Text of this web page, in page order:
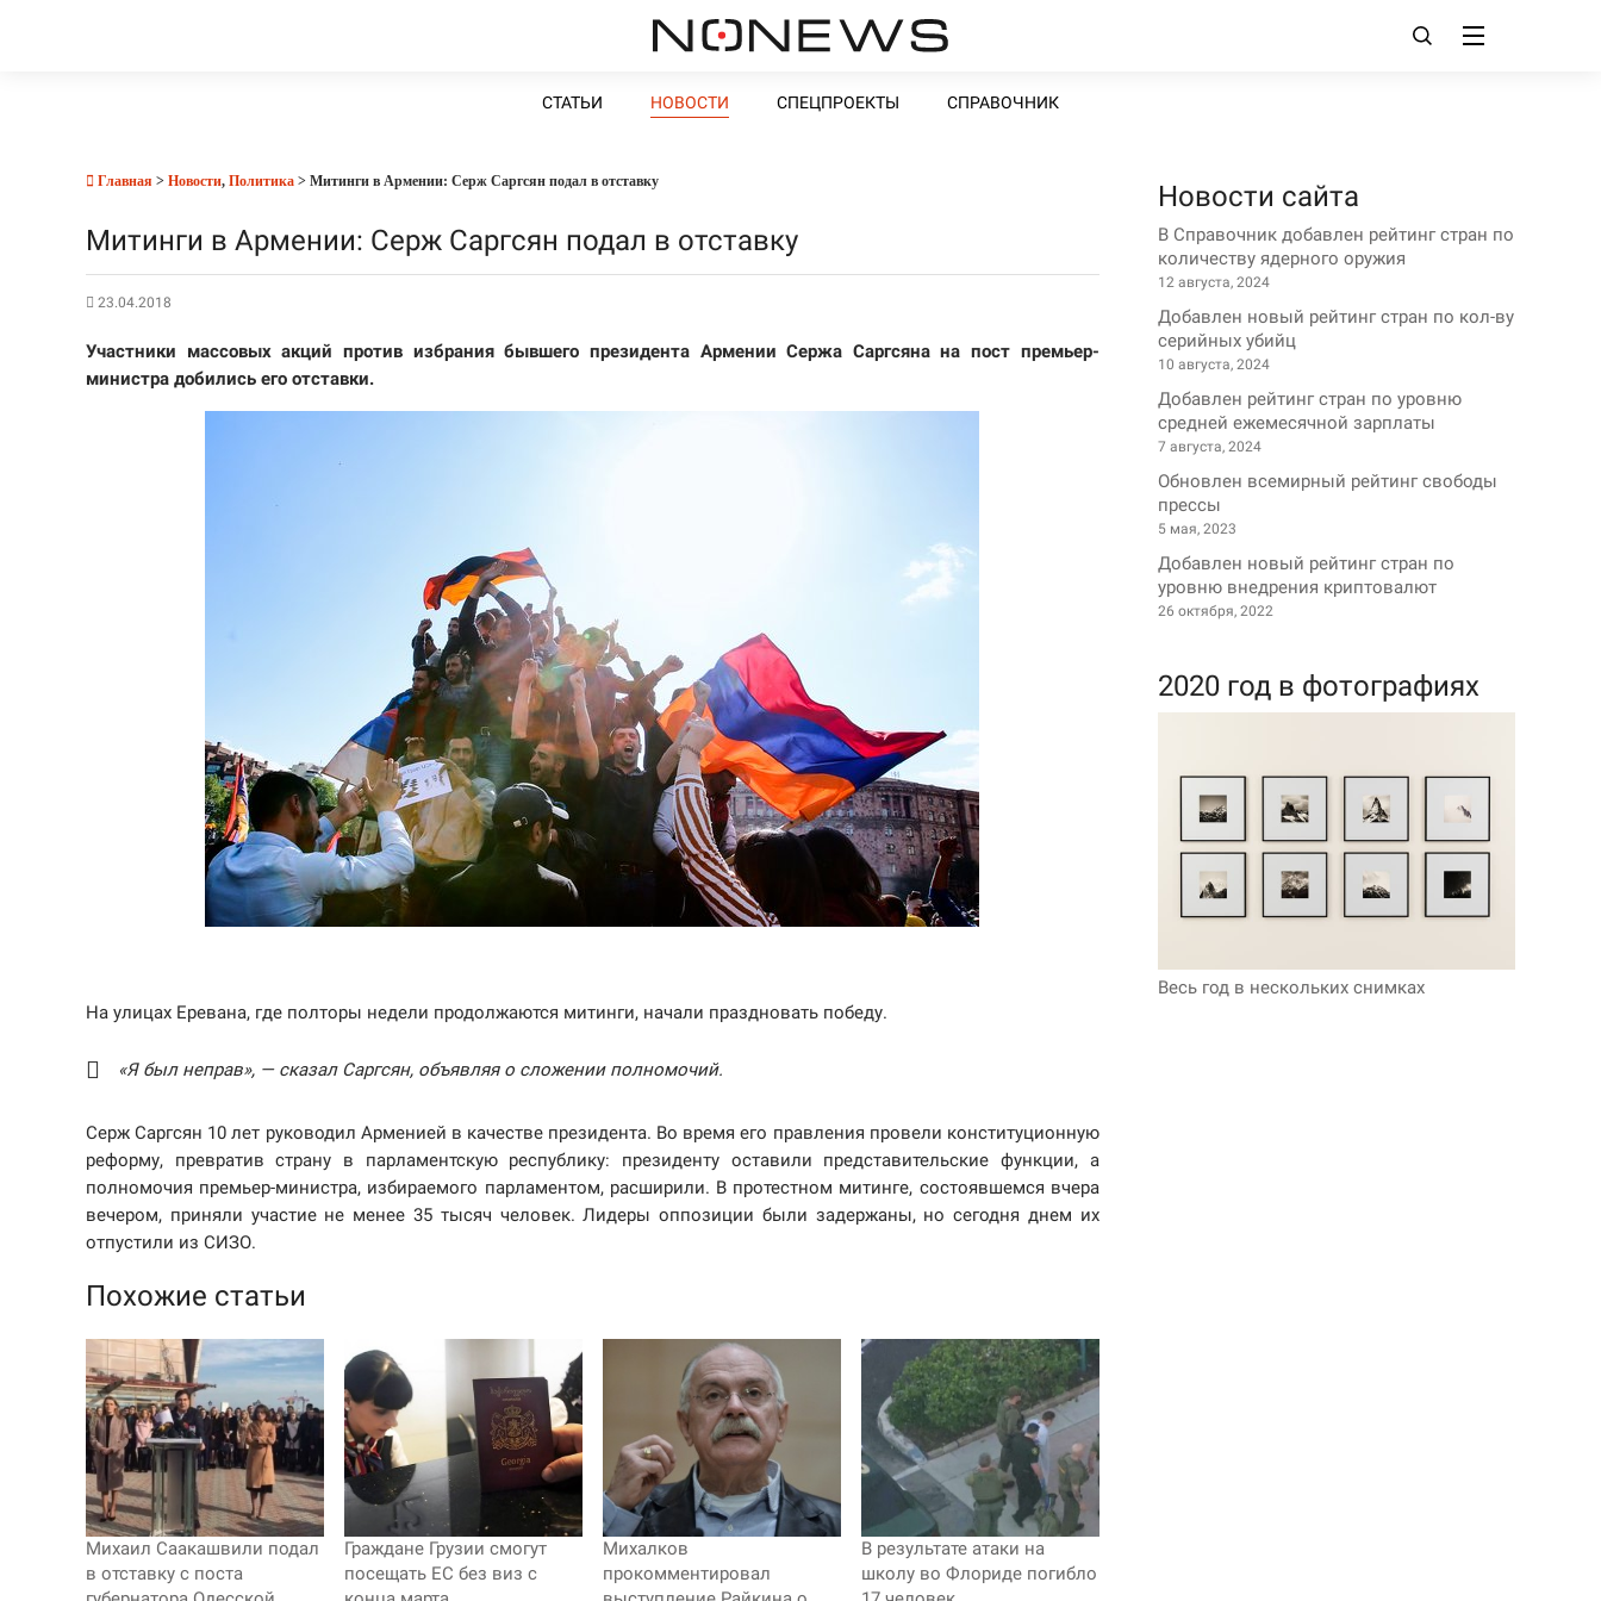
СТАТЬИ НОВОСТИ СПЕЦПРОЕКТЫ СПРАВОЧНИК
Главная > Новости, Политика > Митинги в Армении: Серж Саргсян подал в отставку
Митинги в Армении: Серж Саргсян подал в отставку
23.04.2018
Участники массовых акций против избрания бывшего президента Армении Сержа Саргсяна на пост премьер-
министра добились его отставки.
На улицах Еревана, где полторы недели продолжаются митинги, начали праздновать победу.
«Я был неправ», — сказал Саргсян, объявляя о сложении полномочий.
Серж Саргсян 10 лет руководил Арменией в качестве президента. Во время его правления провели конституционную
реформу, превратив страну в парламентскую республику: президенту оставили представительские функции, а
полномочия премьер-министра, избираемого парламентом, расширили. В протестном митинге, состоявшемся вчера
вечером, приняли участие не менее 35 тысяч человек. Лидеры оппозиции были задержаны, но сегодня днем их
отпустили из СИЗО.
Похожие статьи
Михаил Саакашвили подал
в отставку с поста
Граждане Грузии смогут
посещать ЕС без виз с
Михалков
прокомментировал
В результате атаки на
школу во Флориде погибло
Новости сайта
В Справочник добавлен рейтинг стран по
количеству ядерного оружия
12 августа, 2024
Добавлен новый рейтинг стран по кол-ву
серийных убийц
10 августа, 2024
Добавлен рейтинг стран по уровню
средней ежемесячной зарплаты
7 августа, 2024
Обновлен всемирный рейтинг свободы
прессы
5 мая, 2023
Добавлен новый рейтинг стран по
уровню внедрения криптовалют
26 октября, 2022
2020 год в фотографиях
Весь год в нескольких снимках